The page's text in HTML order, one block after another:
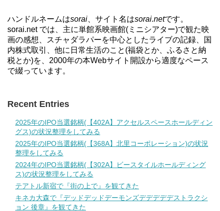
ハンドルネームはsorai 、サイト名はsorai.netです。
sorai.net では、主に単館系映画館(ミニシアター)で観た映
画の感想、スチャダラパーを中心としたライブの記録、国
内株式取引、他に日常生活のこと(福袋とか、ふるさと納
税とか)を、2000年の本Webサイト開設から適度なペース
で綴っています。
Recent Entries
2025年のIPO当選銘柄(【402A】アクセルスペースホールディン
グス)の状況整理をしてみる
2025年のIPO当選銘柄(【368A】北里コーポレーション)の状況
整理をしてみる
2024年のIPO当選銘柄(【302A】ビースタイルホールディング
ス)の状況整理をしてみる
テアトル新宿で『街の上で』を観てきた
キネカ大森で『デッドデッドデーモンズデデデデデストラクシ
ョン 後章』を観てきた